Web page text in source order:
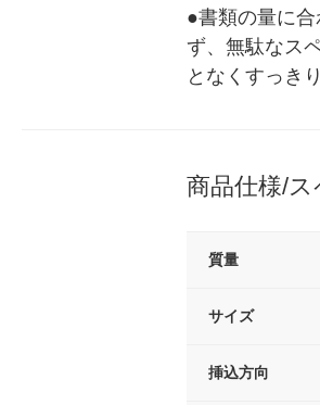
●書類の量に
ず、無駄なス
となくすっき
商品仕様/ス
質量
サイズ
挿込方向